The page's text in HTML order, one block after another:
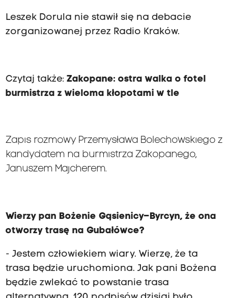
Leszek Dorula nie stawił się na debacie
zorganizowanej przez Radio Kraków.
Czytaj także: Zakopane: ostra walka o fotel
burmistrza z wieloma kłopotami w tle
Zapis rozmowy Przemysława Bolechowskiego z
kandydatem na burmistrza Zakopanego,
Januszem Majcherem.
Wierzy pan Bożenie Gąsienicy–Byrcyn, że ona
otworzy trasę na Gubałówce?
- Jestem człowiekiem wiary. Wierzę, że ta
trasa będzie uruchomiona. Jak pani Bożena
będzie zwlekać to powstanie trasa